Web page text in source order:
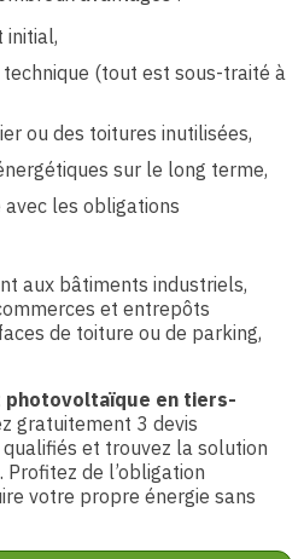
initial,
(tout est sous-traité à
ou des toitures inutilisées,
sur le long terme,
les obligations
aux bâtiments industriels,
et entrepôts
de toiture ou de parking,
en tiers-
gratuitement 3 devis
et trouvez la solution
de l’obligation
votre propre énergie sans